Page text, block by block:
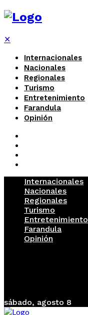
✕
Internacionales
Nacionales
Regionales
Turismo
Entretenimiento
Farandula
Opinión
Internacionales
Nacionales
Regionales
Turismo
Entretenimiento
Farandula
Opinión
sábado, agosto 8